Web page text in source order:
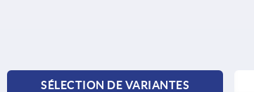
SÉLECTION DE VARIANTES